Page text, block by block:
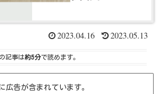
2023.04.16 2023.05.13
記事は約5分で読めます。
広告が含まれています。